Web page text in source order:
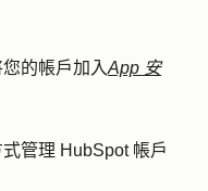
的帳戶加入App 安
管理 HubSpot 帳戶